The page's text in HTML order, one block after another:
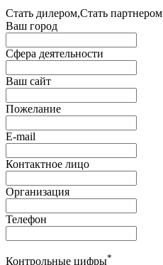
Стать дилером,Стать партнером
Ваш город
Сфера деятельности
Ваш сайт
Пожелание
E-mail
Контактное лицо
Организация
Телефон
Контрольные цифры*